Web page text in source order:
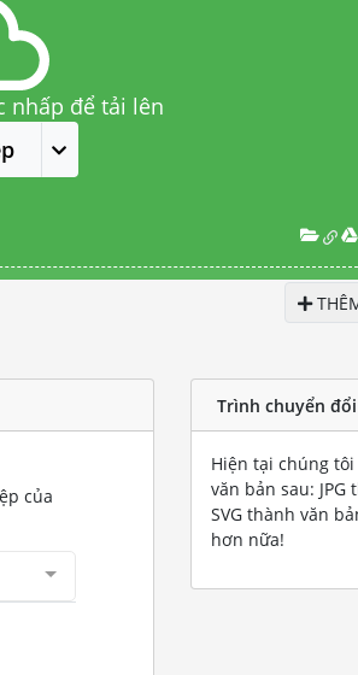
nhấp để tải lên
của
Trình chuyển đổi
Hiện tại chúng
văn bản sau:
SVG thành văn
hơn nữa!